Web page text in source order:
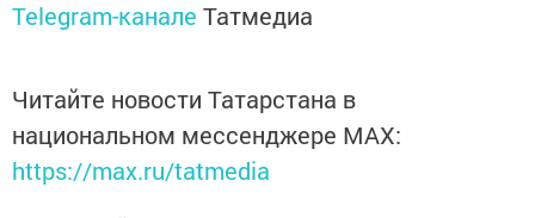
Telegram-канале Татмедиа
Читайте новости Татарстана в
национальном мессенджере MАХ:
https://max.ru/tatmedia